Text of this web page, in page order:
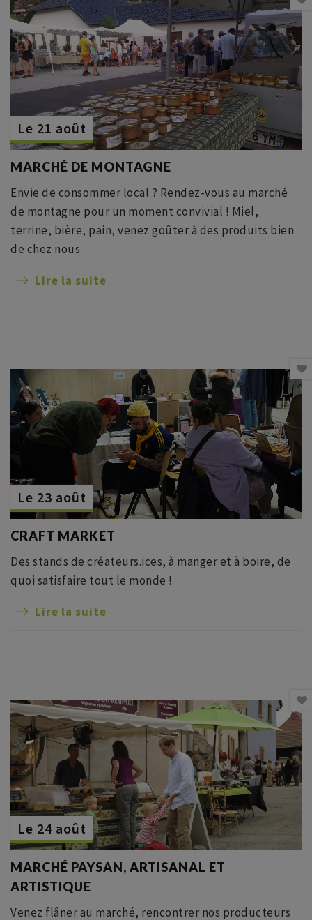
Le 21 août
MARCHÉ DE MONTAGNE
Envie de consommer local ? Rendez-vous au marché
de montagne pour un moment convivial ! Miel,
terrine, bière, pain, venez goûter à des produits bien
de chez nous.
Lire la suite
Le 23 août
CRAFT MARKET
Des stands de créateurs.ices, à manger et à boire, de
quoi satisfaire tout le monde !
Lire la suite
Le 24 août
MARCHÉ PAYSAN, ARTISANAL ET
ARTISTIQUE
Venez flâner au marché, rencontrer nos producteurs